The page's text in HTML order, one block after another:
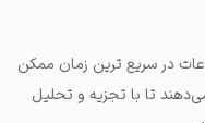
در سریع ترین زمان ممکن
تا با تجزیه و تحلیل